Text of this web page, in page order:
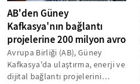
AB'den Güney
Kafkasya'nın bağlantı
projelerine 200 milyon avro
Avrupa Birliği (AB), Güney
Kafkasya'da ulaştırma, enerji ve
dijital bağlantı projelerini